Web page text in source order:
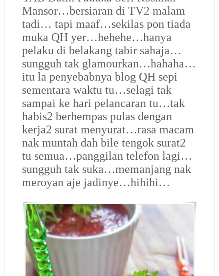
Mansor…bersiaran di TV2 malam
tadi… tapi maaf…sekilas pon tiada
muka QH yer…hehehe…hanya
pelaku di belakang tabir sahaja…
sungguh tak glamourkan…hahaha…
itu la penyebabnya blog QH sepi
sementara waktu tu…selagi tak
sampai ke hari pelancaran tu…tak
habis2 berhempas pulas dengan
kerja2 surat menyurat…rasa macam
nak muntah dah bile tengok surat2
tu semua…panggilan telefon lagi…
sungguh tak suka…memanjang nak
meroyan aje jadinye…hihihi…